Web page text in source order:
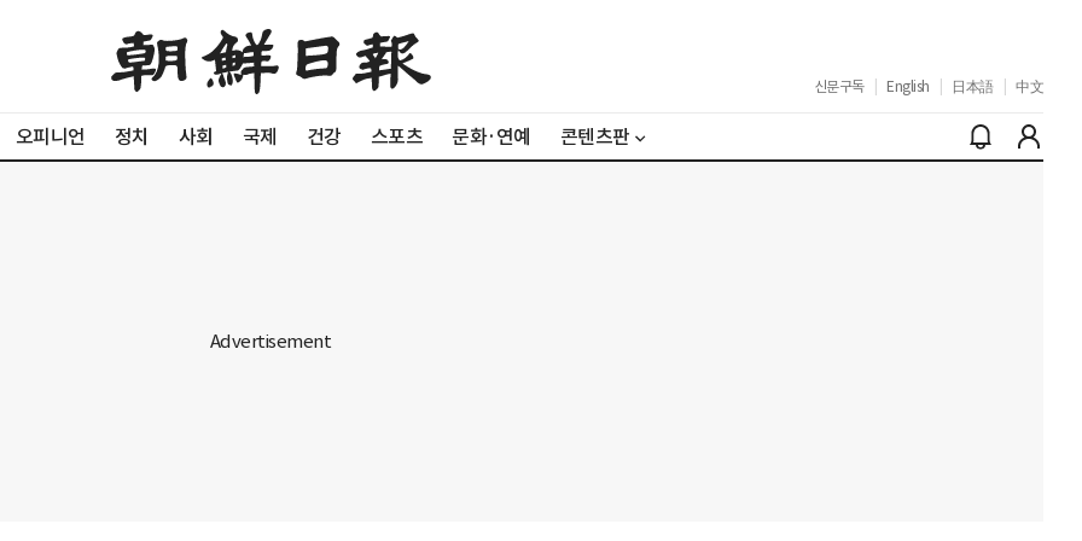
신문구독 English 日本語 中文
오피니언 정치 사회 국제 건강 스포츠 문화·연예 콘텐츠판